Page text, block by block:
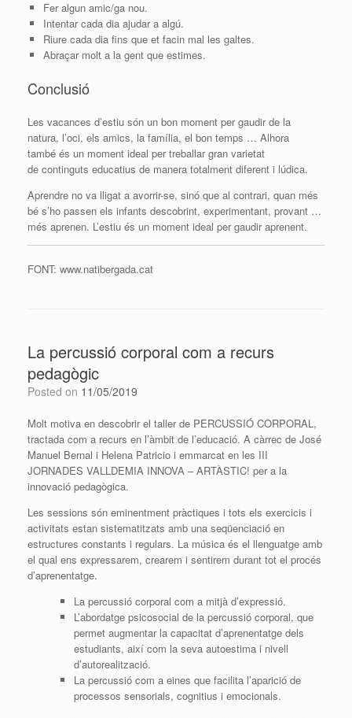
Fer algun amic/ga nou.
Intentar cada dia ajudar a algú.
Riure cada dia fins que et facin mal les galtes.
Abraçar molt a la gent que estimes.
Conclusió
Les vacances d’estiu són un bon moment per gaudir de la
natura, l’oci, els amics, la família, el bon temps … Alhora
també és un moment ideal per treballar gran varietat
de continguts educatius de manera totalment diferent i lúdica.
Aprendre no va lligat a avorrir-se, sinó que al contrari, quan més
bé s’ho passen els infants descobrint, experimentant, provant …
més aprenen. L’estiu és un moment ideal per gaudir aprenent.
FONT: www.natibergada.cat
La percussió corporal com a recurs
pedagògic
Posted on 11/05/2019
Molt motiva en descobrir el taller de PERCUSSIÓ CORPORAL,
tractada com a recurs en l’àmbit de l’educació. A càrrec de José
Manuel Bernal i Helena Patricio i emmarcat en les III
JORNADES VALLDEMIA INNOVA – ARTÀSTIC! per a la
innovació pedagògica.
Les sessions són eminentment pràctiques i tots els exercicis i
activitats estan sistematitzats amb una seqüenciació en
estructures constants i regulars. La música és el llenguatge amb
el qual ens expressarem, crearem i sentirem durant tot el procés
d’aprenentatge.
La percussió corporal com a mitjà d’expressió.
L’abordatge psicosocial de la percussió corporal, que
permet augmentar la capacitat d’aprenentatge dels
estudiants, així com la seva autoestima i nivell
d’autorealització.
La percussió com a eines que facilita l’aparició de
processos sensorials, cognitius i emocionals.